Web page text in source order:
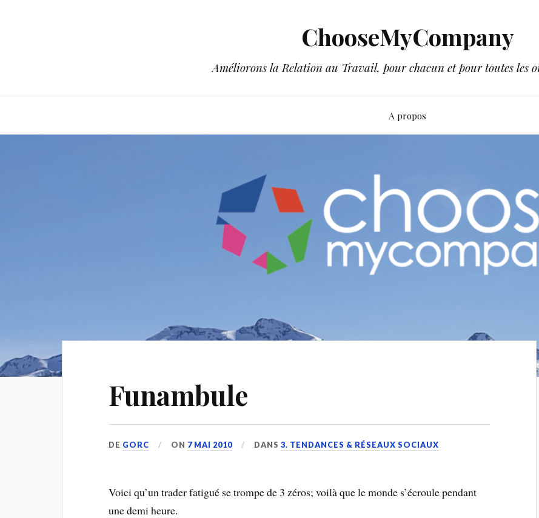
ChooseMyCompany
Améliorons la Relation au Travail, pour chacun et pour toutes les
A propos
Funambule
DE GORC ON 7 MAI 2010 DANS3. TENDANCES & RÉSEAUX SOCIAUX
Voici qu’un trader fatigué se trompe de 3 zéros; voilà que le monde s’écroule pendant
une demi heure.